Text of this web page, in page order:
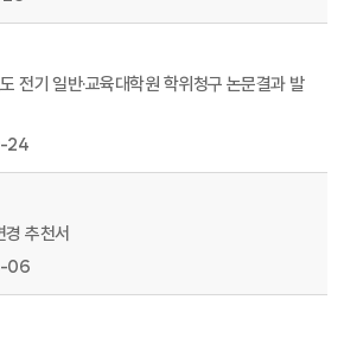
전기 일반·교육대학원 학위청구 논문결과 발
24
추천서
06